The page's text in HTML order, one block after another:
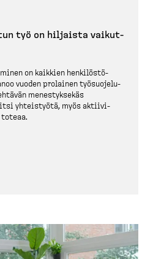
työ on hiljaista vaikut­
on kaikkien henkilös­tö­
vuoden prolainen työsuo­je­lu­
menestyksekäs
yhteistyötä, myös aktiivi­